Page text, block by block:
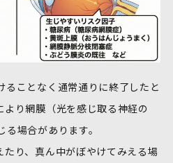
ることなく通常通りに終了したと
より網膜（光を感じ取る神経の
場合があります。
たり、真ん中がぼやけてみえる場